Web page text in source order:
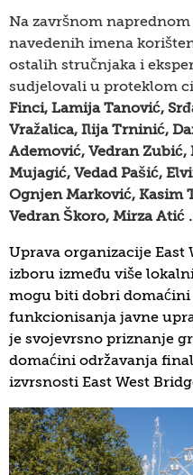
Na završnom
navedenih imena
ostalih stručnjaka i
sudjelovali u proteklom
Finci, Lamija Tanović,
Vražalica, Ilija Trninić,
Ademović, VedranZubić,
Mujagić, Vedad Pašić,
Ognjen Marković, Kasim
Vedran Škoro, Mirza Atić
Uprava organizacije East
izboru između više
mogu biti dobri
funkcionisanja javne
je svojevrsno priznanje
domaćini održavanja
izvrsnosti East West